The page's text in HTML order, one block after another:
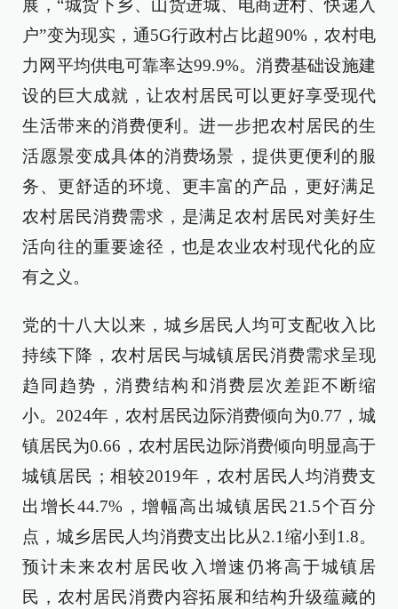
展，“城货下乡、山货进城、电商进村、快递入
户”变为现实，通5G行政村占比超90%，农村电
力网平均供电可靠率达99.9%。消费基础设施建
设的巨大成就，让农村居民可以更好享受现代
生活带来的消费便利。进一步把农村居民的生
活愿景变成具体的消费场景，提供更便利的服
务、更舒适的环境、更丰富的产品，更好满足
农村居民消费需求，是满足农村居民对美好生
活向往的重要途径，也是农业农村现代化的应
有之义。
党的十八大以来，城乡居民人均可支配收入比
持续下降，农村居民与城镇居民消费需求呈现
趋同趋势，消费结构和消费层次差距不断缩
小。2024年，农村居民边际消费倾向为0.77，城
镇居民为0.66，农村居民边际消费倾向明显高于
城镇居民；相较2019年，农村居民人均消费支
出增长44.7%，增幅高出城镇居民21.5个百分
点，城乡居民人均消费支出比从2.1缩小到1.8。
预计未来农村居民收入增速仍将高于城镇居
民，农村居民消费内容拓展和结构升级蕴藏的